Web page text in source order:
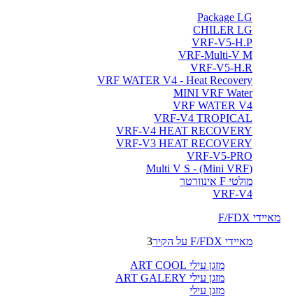
Package LG
CHILER LG
VRF-V5-H.P
VRF-Multi-V M
VRF-V5-H.R
VRF WATER V4 - Heat Recovery
MINI VRF Water
VRF WATER V4
VRF-V4 TROPICAL
VRF-V4 HEAT RECOVERY
VRF-V3 HEAT RECOVERY
VRF-V5-PRO
(Multi V S - (Mini VRF
מולטי F אינוורטר
VRF-V4
מאיידי F/FDX
מאיידי F/FDX על הקיר
3
מזגן עילי ART COOL
מזגן עילי ART GALERY
מזגן עילי